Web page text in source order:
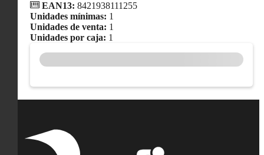
EAN13: 8421938111255
Unidades mínimas: 1
Unidades de venta: 1
Unidades por caja: 1